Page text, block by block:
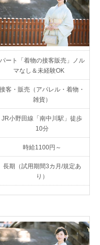
パート「着物の接客販売」ノル
マなし＆未経験OK
接客・販売（アパレル・着物・
雑貨）
JR小野田線「南中川駅」徒歩
10分
時給1100円～
長期（試用期間3カ月/規定あ
り）